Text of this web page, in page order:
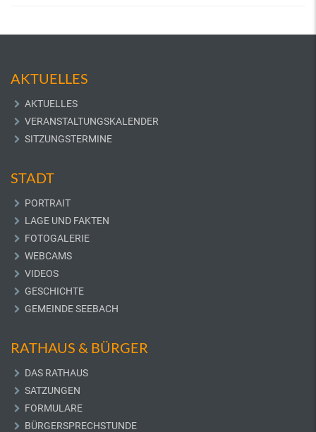
AKTUELLES
AKTUELLES
VERANSTALTUNGSKALENDER
SITZUNGSTERMINE
STADT
PORTRAIT
LAGE UND FAKTEN
FOTOGALERIE
WEBCAMS
VIDEOS
GESCHICHTE
GEMEINDE SEEBACH
RATHAUS & BÜRGER
DAS RATHAUS
SATZUNGEN
FORMULARE
BÜRGERSPRECHSTUNDE